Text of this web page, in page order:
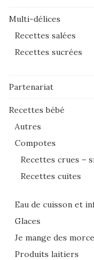
Multi-délices
Recettes salées
Recettes sucrées
Partenariat
Recettes bébé
Autres
Compotes
Recettes crues –
Recettes cuites
Eau de cuisson et
Glaces
Je mange des
Produits laitiers